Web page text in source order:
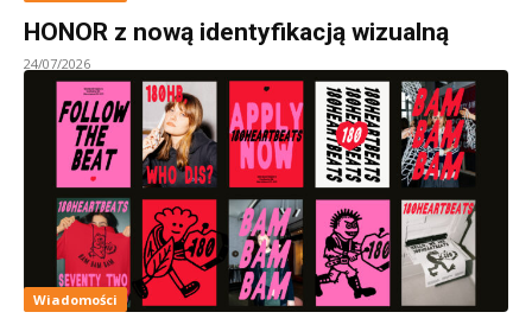
HONOR z nową identyfikacją wizualną
24/07/2026
Wiadomości